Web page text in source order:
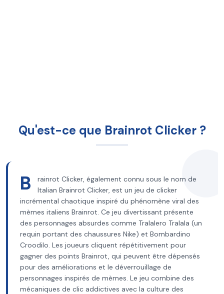
Qu'est-ce que Brainrot Clicker ?
B
rainrot Clicker, également connu sous le nom de
Italian Brainrot Clicker, est un jeu de clicker
incrémental chaotique inspiré du phénomène viral des
mèmes italiens Brainrot. Ce jeu divertissant présente
des personnages absurdes comme Tralalero Tralala (un
requin portant des chaussures Nike) et Bombardino
Croodilo. Les joueurs cliquent répétitivement pour
gagner des points Brainrot, qui peuvent être dépensés
pour des améliorations et le déverrouillage de
personnages inspirés de mèmes. Le jeu combine des
mécaniques de clic addictives avec la culture des